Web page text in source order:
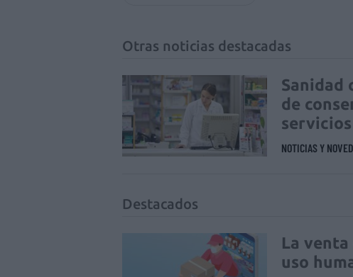
Otras noticias destacadas
Sanidad
de
NOTICIAS Y
Destacados
La
uso